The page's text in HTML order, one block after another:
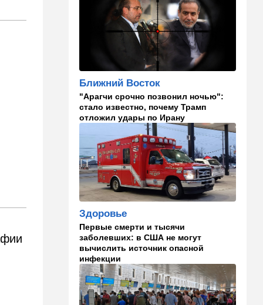
WSJ: загнанный в угол Путин
может испытать НАТО на
прочность
Заложники Сеуты: почему
могут вернуться домой
14:09 Мнения
Несколько минут между
воем сирены и ударом
13:35 В мире
Полное затмение — не для
Израиля: куда ехать за
редким зрелищем 12 августа
12:40 В мире
Этна разбушевалась:
Сицилия закрыла один из
аэропортов. ВИДЕО
12:30 В мире
Российский след? В
Германии предотвратили
Ближний Восток
"Арагчи срочно позвонил ночью":
стало известно, почему Трамп
отложил удары по Ирану
Здоровье
Первые смерти и тысячи
заболевших: в США не могут
вычислить источник опасной
инфекции